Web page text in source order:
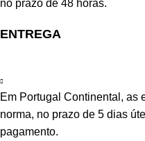
no prazo de 48 horas.
ENTREGA
Em Portugal Continental, as
norma, no prazo de 5 dias
pagamento.